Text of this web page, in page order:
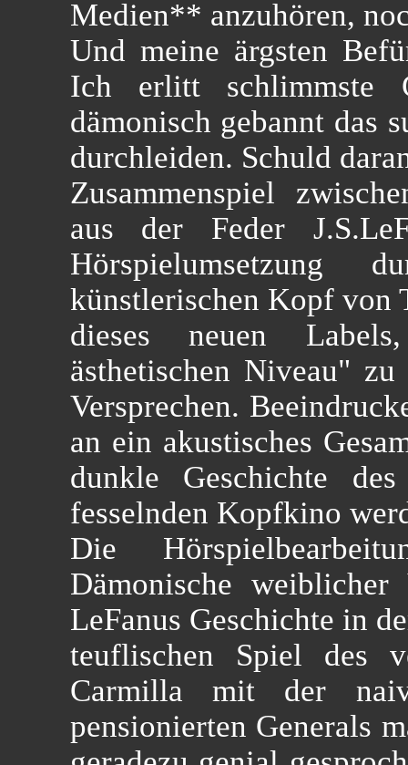
Medien** anzuhören,
Und meine ärgsten
Ich erlitt schlimmste
dämonisch gebannt das
durchleiden. Schuld
Zusammenspiel
aus der Feder
Hörspielumsetzung
künstlerischen Kopf von
dieses neuen
ästhetischen Niveau"
Versprechen.
an ein akustisches
dunkle Geschichte
fesselnden Kopfkino
Die
Dämonische
LeFanus Geschichte in
teuflischen Spiel des
Carmilla mit der
pensionierten Generals